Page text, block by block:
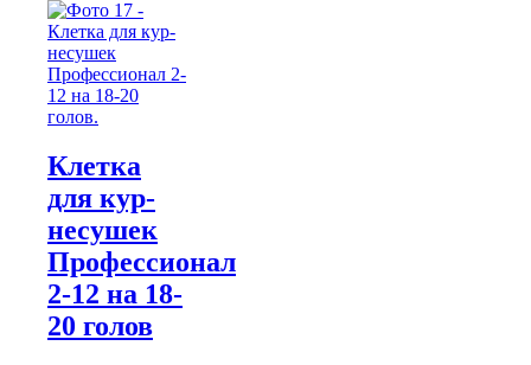
Клетка
для кур-
несушек
Профессионал
2-12 на 18-
20 голов